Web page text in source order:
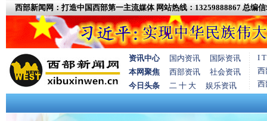
西部新闻网：打造中国西部第一主流媒体 网站热线：13259888867 总编信
资讯中心 国内资讯
国际资讯
本网聚焦
西部资讯
社会资讯
今日头条
二 十 大 娱乐资讯
I
西
西